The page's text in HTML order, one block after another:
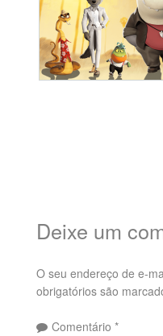
Deixe um
O seu endereço de e-
obrigatórios são
Comentário *